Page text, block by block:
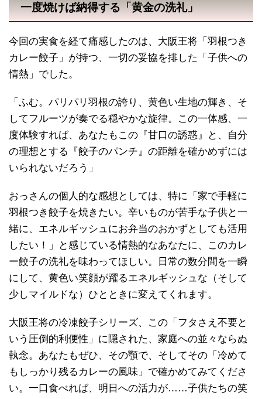
一度焼けば納得する「黄金の洗礼」
今回の実食を経て痛感したのは、大阪王将「羽根つき
カレー餃子」が持つ、一切の妥協を排した「子供への
情熱」でした。
「ふむ。パリパリ羽根の誇り、黄色い生地の輝き、そ
してフルーツが奏でる穏やかな旋律。この一体感、一
度体験すれば、あなたもこの『甘口の誘惑』と、自分
の理想とする『餃子のパンチ』の距離を確かめずには
いられないだろう」
おっさんの個人的な感想としては、特に「家で手軽に
羽根つき餃子を焼きたい。辛いものが苦手な子供と一
緒に、エネルギッシュにお弁当のおかずとしても活用
したい！」と感じている情熱的なあなたに、このカレ
ー餃子の洗礼を味わってほしい。日常の数分間を一瞬
にして、黄色い笑顔が躍るエネルギッシュな（そして
少しマイルドな）ひとときに変えてくれます。
大阪王将の冷凍餃子シリーズ、この「フタさえ不要と
いう圧倒的利便性」に隠された、家庭への並々ならぬ
執念。あなたもぜひ、その顎で、そしてその「冷めて
もしっかり残るカレーの風味」で確かめてみてくださ
い。一口食べれば、明日への活力が……子供たちの笑